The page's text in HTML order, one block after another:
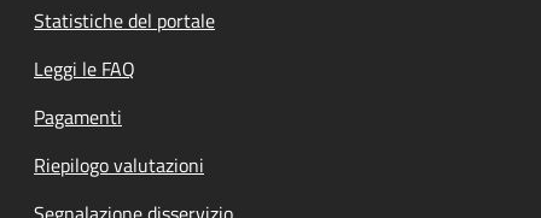
Statistiche del portale
Leggi le FAQ
Pagamenti
Riepilogo valutazioni